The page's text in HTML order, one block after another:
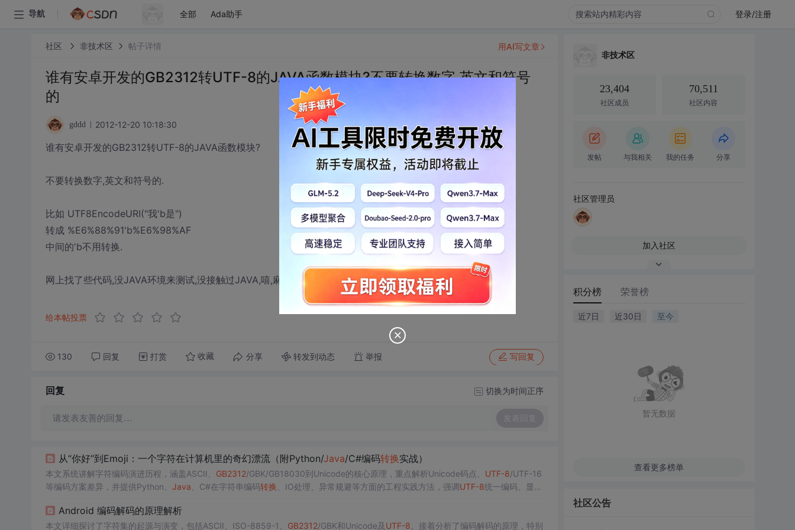
导航 全部 Ada助手 登录/注册
社区 非技术区 帖子详情
谁有安卓开发的GB2312转UTF-8的JAVA函数模块?不要转换数字,英文和符号
的
gddd 2012-12-20 10:18:30
谁有安卓开发的GB2312转UTF-8的JAVA函数模块?
不要转换数字,英文和符号的.
比如 UTF8EncodeURI("我'b是")
转成 %E6%88%91'b%E6%98%AF
中间的'b不用转换.
网上找了些代码,没JAVA环境来测试,没接触过JAVA,嘻,麻烦了.
给本帖投票
130 回复 打赏 收藏 分享 转发到动态 举报 写回复
用AI写文章
回复 切换为时间正序
请发表友善的回复… 发表回复
从“你好”到Emoji：一个字符在计算机里的奇幻漂流（附Python/Java/C#编码转换实战）
本文系统讲解字符编码演进历程，涵盖ASCII、 GB2312/GBK/GB18030到Unicode的核心原理，重点解析Unicode码点、 UTF-8/UTF-16
等编码方案差异，并提供Python、 Java 、C#在字符串编码转换 、IO处理、异常规避等方面的工程实践方法，强调UTF-8统一编码、显式
Android 编码解码的原理解析
本文详细探讨了字符集的起源与演变，包括ASCII、ISO-8859-1、 GB2312/GBK和Unicode及 UTF-8 。接着分析了编码解码的原理，特别
非技术区
23,404
社区成员
70,511
社区内容
发帖 与我相关 我的任务 分享
社区管理员
加入社区
积分榜 荣誉榜
近7日 近30日 至今
暂无数据
查看更多榜单
社区公告